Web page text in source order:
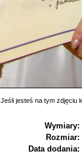
Jeśli jesteś na tym zdjęciu
Wymiary:
Rozmiar:
Data dodania: